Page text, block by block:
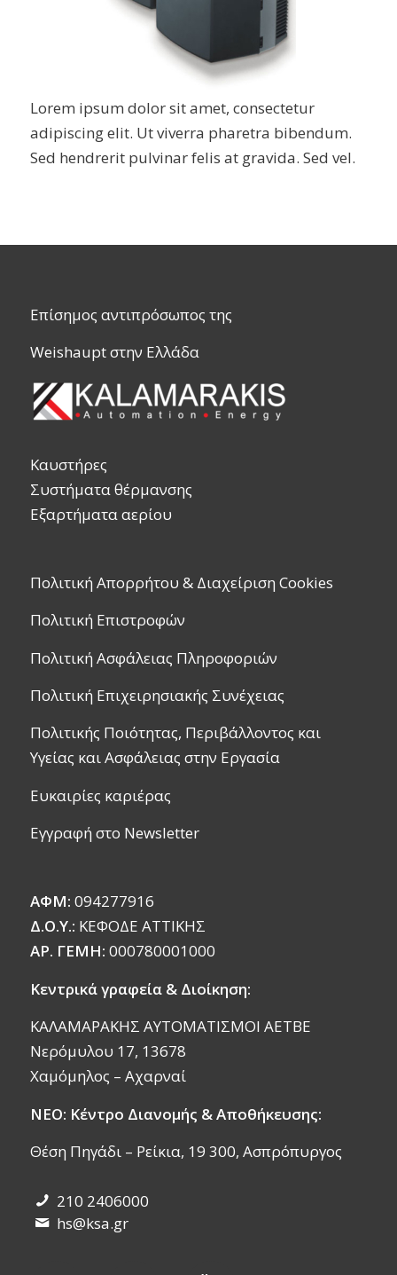
Lorem ipsum dolor sit amet, consectetur
adipiscing elit. Ut viverra pharetra bibendum.
Sed hendrerit pulvinar felis at gravida. Sed vel.
Επίσημος αντιπρόσωπος της
Weishaupt στην Ελλάδα
Καυστήρες
Συστήματα θέρμανσης
Εξαρτήματα αερίου
Πολιτική Απορρήτου & Διαχείριση Cookies
Πολιτική Επιστροφών
Πολιτική Ασφάλειας Πληροφοριών
Πολιτική Επιχειρησιακής Συνέχειας
Πολιτικής Ποιότητας, Περιβάλλοντος και
Υγείας και Ασφάλειας στην Εργασία
Ευκαιρίες καριέρας
Εγγραφή στο Newsletter
ΑΦΜ: 094277916
Δ.Ο.Υ.: ΚΕΦΟΔΕ ΑΤΤΙΚΗΣ
ΑΡ. ΓΕΜΗ: 000780001000
Κεντρικά γραφεία & Διοίκηση:
ΚΑΛΑΜΑΡΑΚΗΣ ΑΥΤΟΜΑΤΙΣΜΟΙ ΑΕΤΒΕ
Νερόμυλου 17, 13678
Χαμόμηλος – Αχαρναί
ΝΕΟ: Κέντρο Διανομής & Αποθήκευσης:
Θέση Πηγάδι – Ρείκια, 19 300, Ασπρόπυργος
210 2406000
hs@ksa.gr